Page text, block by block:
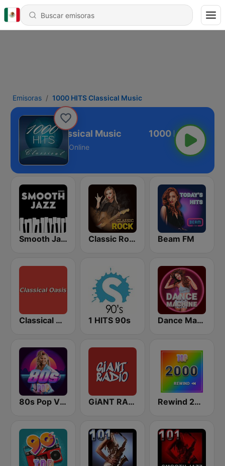
Emisoras 1000 HITS Classical Music
1000 HITS Classical Music
Online
Smooth Jazz - Groov Classic Rock Station Beam FM
Classical Oasis 1 HITS 90s Dance Machine
80s Pop Vibes GiANT RADiO Rewind 2000's